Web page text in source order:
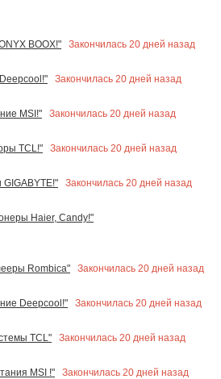
BOOX!"
Закончилась 20 дней назад
Закончилась 20 дней назад
MSI!"
Закончилась 20 дней назад
TCL!"
Закончилась 20 дней назад
Закончилась 20 дней назад
Haier, Candy!"
Rombica"
Закончилась 20 дней назад
Deepcool!"
Закончилась 20 дней назад
TCL"
Закончилась 20 дней назад
MSI !"
Закончилась 20 дней назад